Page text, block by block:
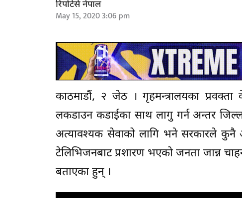
रिपोर्टर्स नेपाल
May 15, 2020 3:06 pm
काठमाडौं, २ जेठ । गृहमन्त्रालयका प्रवक्ता
लकडाउन कडाईका साथ लागु गर्न अन्तर
अत्यावश्यक सेवाको लागि भने सरकारले कुनै
टेलिभिजनबाट प्रशारण भएको जनता जान्न
बताएका हुन् ।